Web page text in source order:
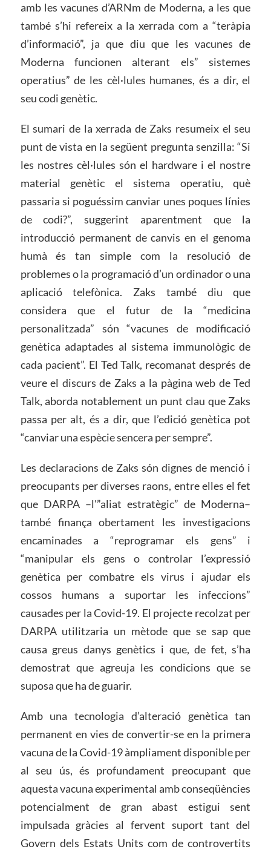
amb les vacunes d’ARNm de Moderna, a les que
també s’hi refereix a la xerrada com a “teràpia
d’informació”, ja que diu que les vacunes de
Moderna funcionen alterant els” sistemes
operatius” de les cèl·lules humanes, és a dir, el
seu codi genètic.
El sumari de la xerrada de Zaks resumeix el seu
punt de vista en la següent pregunta senzilla: “Si
les nostres cèl·lules són el hardware i el nostre
material genètic el sistema operatiu, què
passaria si poguéssim canviar unes poques línies
de codi?”, suggerint aparentment que la
introducció permanent de canvis en el genoma
humà és tan simple com la resolució de
problemes o la programació d’un ordinador o una
aplicació telefònica. Zaks també diu que
considera que el futur de la “medicina
personalitzada” són “vacunes de modificació
genètica adaptades al sistema immunològic de
cada pacient”. El Ted Talk, recomanat després de
veure el discurs de Zaks a la pàgina web de Ted
Talk, aborda notablement un punt clau que Zaks
passa per alt, és a dir, que l’edició genètica pot
“canviar una espècie sencera per sempre”.
Les declaracions de Zaks són dignes de menció i
preocupants per diverses raons, entre elles el fet
que DARPA –l'”aliat estratègic” de Moderna–
també finança obertament les investigacions
encaminades a “reprogramar els gens” i
“manipular els gens o controlar l’expressió
genètica per combatre els virus i ajudar els
cossos humans a suportar les infeccions”
causades per la Covid-19. El projecte recolzat per
DARPA utilitzaria un mètode que se sap que
causa greus danys genètics i que, de fet, s’ha
demostrat que agreuja les condicions que se
suposa que ha de guarir.
Amb una tecnologia d’alteració genètica tan
permanent en vies de convertir-se en la primera
vacuna de la Covid-19 àmpliament disponible per
al seu ús, és profundament preocupant que
aquesta vacuna experimental amb conseqüències
potencialment de gran abast estigui sent
impulsada gràcies al fervent suport tant del
Govern dels Estats Units com de controvertits